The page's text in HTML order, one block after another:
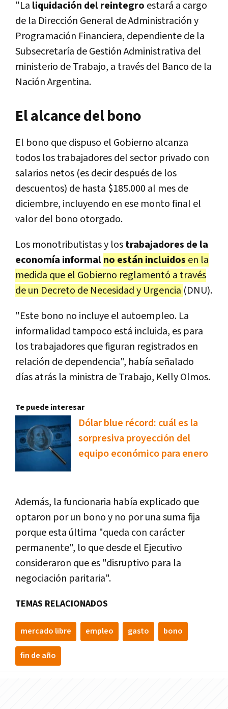
"La liquidación del reintegro estará a cargo
de la Dirección General de Administración y
Programación Financiera, dependiente de la
Subsecretaría de Gestión Administrativa del
ministerio de Trabajo, a través del Banco de la
Nación Argentina.
El alcance del bono
El bono que dispuso el Gobierno alcanza
todos los trabajadores del sector privado con
salarios netos (es decir después de los
descuentos) de hasta $185.000 al mes de
diciembre, incluyendo en ese monto final el
valor del bono otorgado.
Los monotributistas y lostrabajadores de la
economía informalno están incluidos en la
medida que el Gobierno reglamentó a través
de un Decreto de Necesidad y Urgencia (DNU).
"Este bono no incluye el autoempleo. La
informalidad tampoco está incluida, es para
los trabajadores que figuran registrados en
relación de dependencia", había señalado
días atrás la ministra de Trabajo, Kelly Olmos.
Te puede interesar
Dólar blue récord: cuál es la
sorpresiva proyección del
equipo económico para enero
Además, la funcionaria había explicado que
optaron por un bono y no por una suma fija
porque esta última "queda con carácter
permanente", lo que desde el Ejecutivo
consideraron que es "disruptivo para la
negociación paritaria".
TEMAS RELACIONADOS
mercado libre empleo gasto bono
fin de año